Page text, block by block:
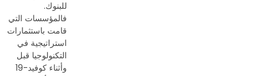
للبنوك.
فالمؤسسات التي
قامت باستثمارات
استراتيجية في
التكنولوجيا قبل
وأثناء كوفيد-19